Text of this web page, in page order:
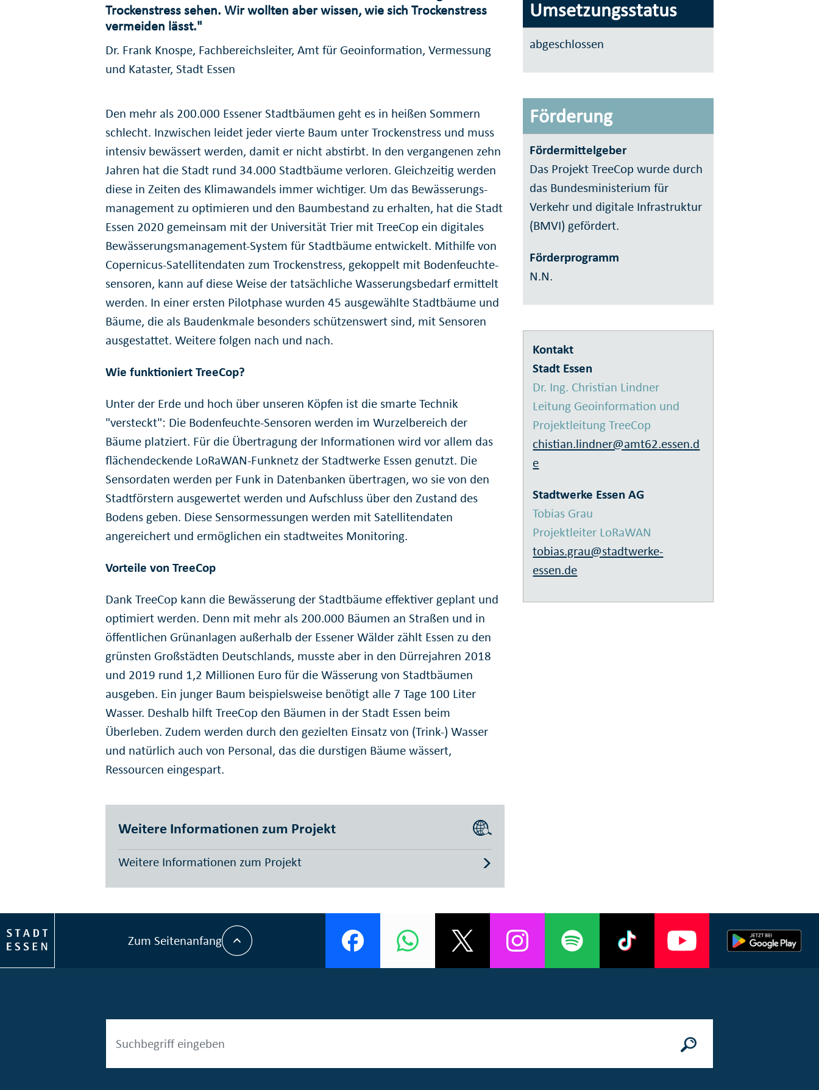
Trocken­stress sehen. Wir wollten aber wissen, wie sich Trocken­stress
vermeiden lässt."
Dr. Frank Knospe, Fachbereichsleiter, Amt für Geoinformation, Vermessung
und Kataster, Stadt Essen
Den mehr als 200.000 Essener Stadt­bäumen geht es in heißen Sommern
schlecht. Inzwischen leidet jeder vierte Baum unter Trocken­stress und muss
intensiv bewässert werden, damit er nicht abstirbt. In den vergan­genen zehn
Jahren hat die Stadt rund 34.000 Stadt­bäume verloren. Gleichzeitig werden
diese in Zeiten des Klima­wandels immer wichtiger. Um das Be­wässerungs­
management zu optimieren und den Baum­bestand zu erhalten, hat die Stadt
Essen 2020 gemeinsam mit der Universität Trier mit TreeCop ein digitales
Bewäs­serungs­manage­ment-System für Stadt­bäume entwickelt. Mithilfe von
Copernicus-Satelliten­daten zum Trocken­stress, gekoppelt mit Boden­feuchte­
sensoren, kann auf diese Weise der tatsächliche Wasserungs­bedarf ermittelt
werden. In einer ersten Pilot­phase wurden 45 ausge­wählte Stadt­bäume und
Bäume, die als Baudenkmale besonders schützens­wert sind, mit Sensoren
ausge­stattet. Weitere folgen nach und nach.
Wie funktioniert TreeCop?
Unter der Erde und hoch über unseren Köpfen ist die smarte Technik
"versteckt": Die Boden­feuchte-Sensoren werden im Wurzel­bereich der
Bäume platziert. Für die Über­tragung der Informationen wird vor allem das
flächen­deckende LoRaWAN-Funknetz der Stadtwerke Essen genutzt. Die
Sensor­daten werden per Funk in Daten­ban­ken übertragen, wo sie von den
Stadtförstern ausgewertet werden und Aufschluss über den Zustand des
Bodens geben. Diese Sensor­messungen werden mit Satelliten­daten
angereichert und ermög­lichen ein stadtweites Monitoring.
Vorteile von TreeCop
Dank TreeCop kann die Bewässerung der Stadtbäume effektiver geplant und
optimiert werden. Denn mit mehr als 200.000 Bäumen an Straßen und in
öffentlichen Grün­anlagen außerhalb der Essener Wälder zählt Essen zu den
grünsten Großstädten Deutschlands, musste aber in den Dürre­jahren 2018
und 2019 rund 1,2 Millionen Euro für die Wässerung von Stadt­bäumen
ausgeben. Ein junger Baum beispiels­weise benötigt alle 7 Tage 100 Liter
Wasser. Deshalb hilft TreeCop den Bäumen in der Stadt Essen beim
Überleben. Zudem werden durch den gezielten Einsatz von (Trink-) Wasser
und natürlich auch von Personal, das die durstigen Bäume wässert,
Ressourcen ein­gespart.
Weitere Informationen zum Projekt
Weitere Informationen zum Projekt
Umsetzungsstatus
abgeschlossen
Förderung
Fördermittelgeber
Das Projekt TreeCop wurde durch
das Bundesministerium für
Verkehr und digitale Infrastruktur
(BMVI) gefördert.
Förderprogramm
N.N.
Kontakt
Stadt Essen
Dr. Ing. Christian Lindner
Leitung Geoinformation und
Projektleitung TreeCop
chistian.lindner@amt62.essen.d
e
Stadtwerke Essen AG
Tobias Grau
Projektleiter LoRaWAN
tobias.grau@stadtwerke-
essen.de
Zum Seitenanfang